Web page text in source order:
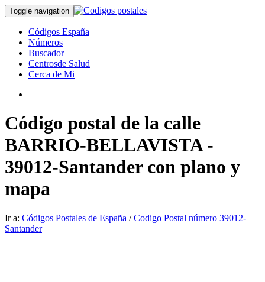
Toggle navigation
Códigos España
Números
Buscador
Centrosde Salud
Cerca de Mi
Código postal de la calle
BARRIO-BELLAVISTA -
39012-Santander con plano y
mapa
Ir a: Códigos Postales de España /Codigo Postal número 39012-
Santander